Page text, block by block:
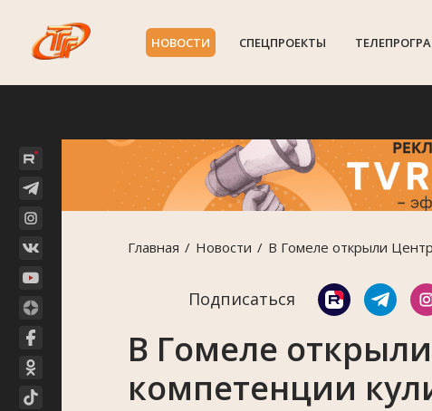
НОВОСТИ СПЕЦПРОЕКТЫ
Главная Новости В Гомеле открыли
Подписаться
В Гомеле
компетенции